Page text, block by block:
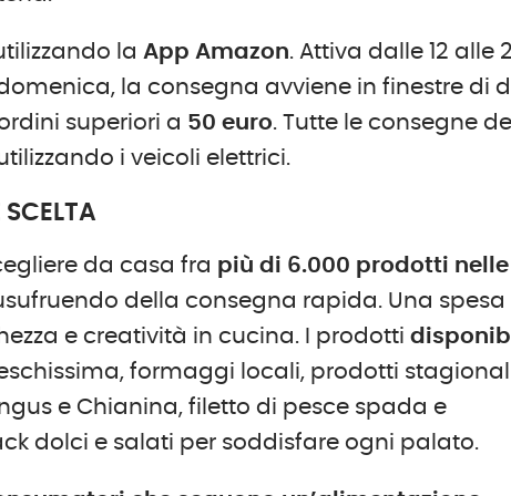
la App Amazon. Attiva dalle 12 alle
la consegna avviene in finestre di
superiori a 50 euro. Tutte le consegne
i veicoli elettrici.
SCELTA
da casa fra più di 6.000 prodotti nelle
della consegna rapida. Una spesa
e creatività in cucina. I prodotti
formaggi locali, prodotti
e Chianina, filetto di pesce spada e
dolci e salati per soddisfare ogni palato.